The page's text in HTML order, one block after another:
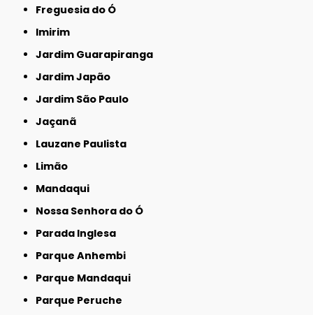
Freguesia do Ó
Imirim
Jardim Guarapiranga
Jardim Japão
Jardim São Paulo
Jaçanã
Lauzane Paulista
Limão
Mandaqui
Nossa Senhora do Ó
Parada Inglesa
Parque Anhembi
Parque Mandaqui
Parque Peruche